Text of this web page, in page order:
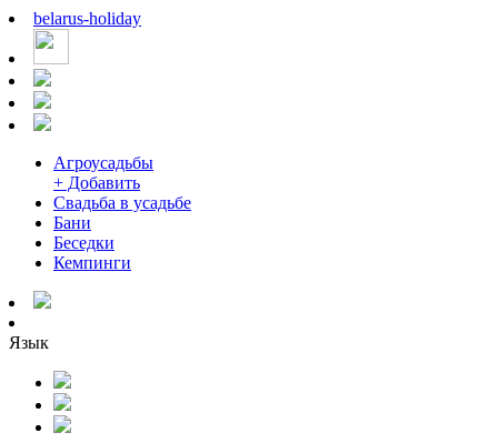
belarus-holiday
Агроусадьбы
+ Добавить
Свадьба в усадьбе
Бани
Беседки
Кемпинги
Язык